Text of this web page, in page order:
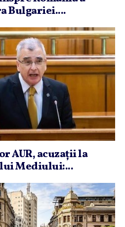
Bulgariei....
AUR, acuzaţii la
Mediului:...